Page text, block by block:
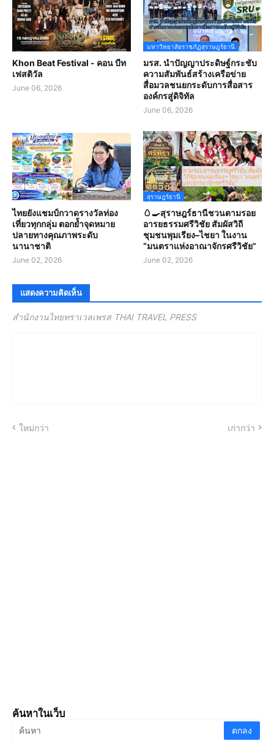
Khon Beat Festival - คอน บีท
เฟสติวัล
June 06, 2026
มหาวิทยาลัยราชภัฏสุราษฎร์ธานี
มรส. นำปัญญาประดิษฐ์กระชับ
ความสัมพันธ์สร้างเครือข่าย
สื่อมวลชนยกระดับการสื่อสาร
องค์กรสู่ดิจิทัล
June 06, 2026
ไทยยังแชมป์กวาดรางวัลท่อง
เที่ยวทุกกลุ่ม ตอกย้ำจุดหมาย
ปลายทางคุณภาพระดับ
นานาชาติ
June 02, 2026
สุราษฎร์ธานี
🥚🍳สุราษฎร์ธานีชวนตามรอย
อารยธรรมศรีวิชัย สัมผัสวิถี
ชุมชนพุมเรียง–ไชยา ในงาน
“มนตราแห่งอาณาจักรศรีวิชัย”
June 02, 2026
แสดงความคิดเห็น
สำนักงานไทยทราเวลเพรส THAI TRAVEL PRESS
ใหม่กว่า เก่ากว่า
ค้นหาในเว็บ